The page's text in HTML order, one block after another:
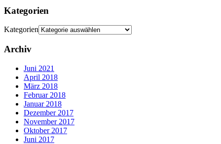
Kategorien
Kategorien
Archiv
Juni 2021
April 2018
März 2018
Februar 2018
Januar 2018
Dezember 2017
November 2017
Oktober 2017
Juni 2017